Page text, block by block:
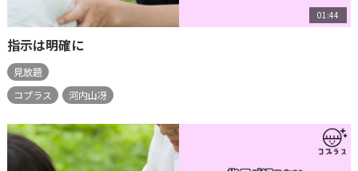
01:44
指示は明確に
見放題
コプラス
河内山冴